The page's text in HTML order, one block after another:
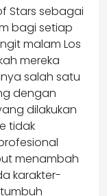
Stars sebagai
bagi setiap
malam Los
mereka
salah satu
dengan
dilakukan
tidak
menambah
karakter-